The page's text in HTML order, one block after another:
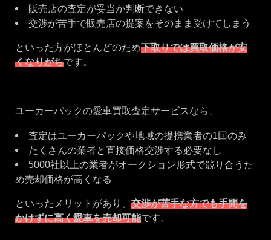
販売店の査定が妥当か判断できない
交渉が苦手で販売店の提案をそのまま受けてしまう
といった方がほとんどのため下取りでは買取価格が安
くなりがちです。
ユーカーパックの愛車買取査定サービスなら、
査定はユーカーパックや地域の提携業者の1回のみ
たくさんの業者と直接価格交渉する必要なし
5000社以上の業者がオークション形式で競り合うた
め売却価格が高くなる
といったメリットがあり、 交渉が苦手な方でも手間を
かけずに高く愛車を売却可能です。